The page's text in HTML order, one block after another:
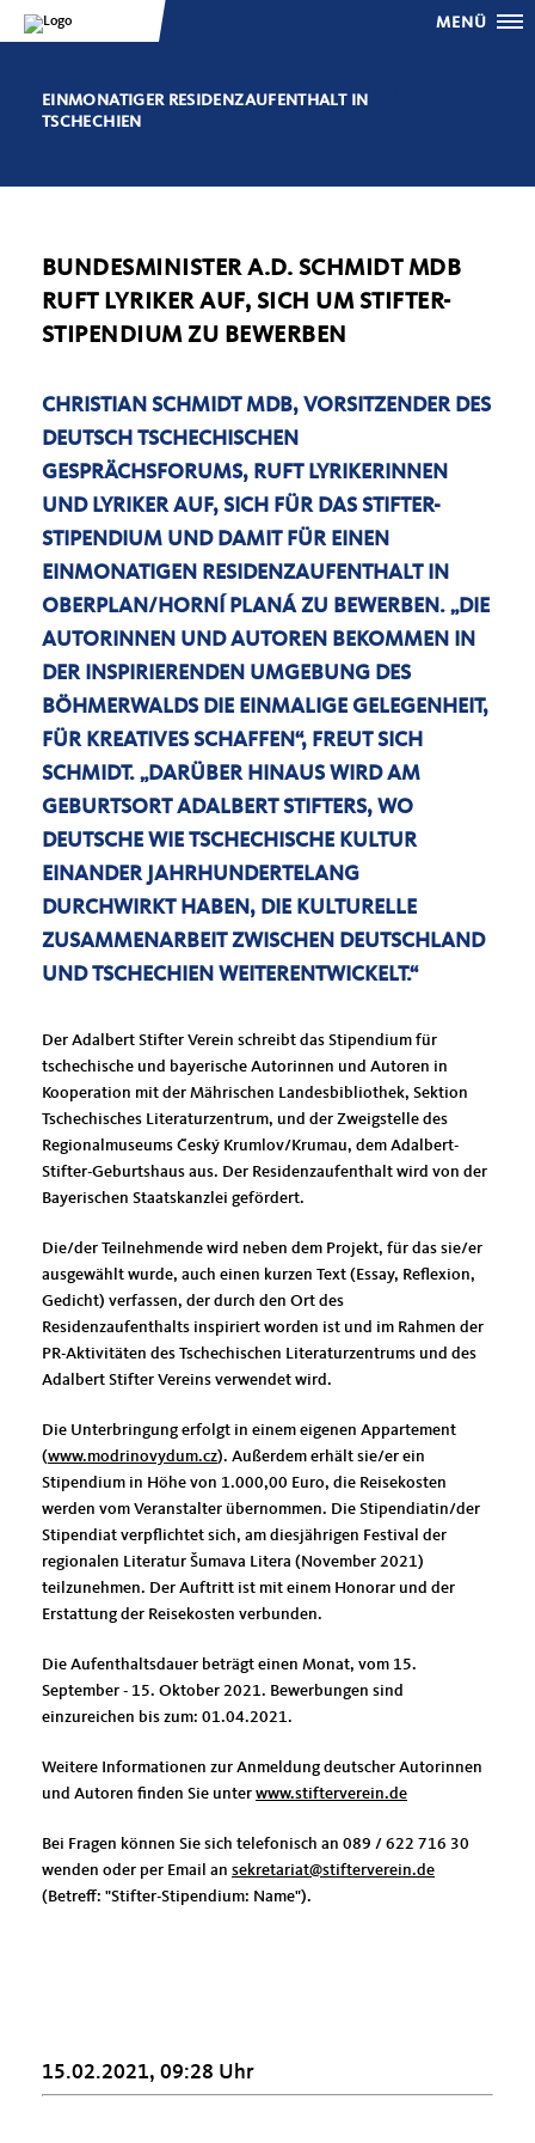
MENÜ
EINMONATIGER RESIDENZAUFENTHALT IN
TSCHECHIEN
BUNDESMINISTER A.D. SCHMIDT MDB
RUFT LYRIKER AUF, SICH UM STIFTER-
STIPENDIUM ZU BEWERBEN
CHRISTIAN SCHMIDT MDB, VORSITZENDER DES
DEUTSCH TSCHECHISCHEN
GESPRÄCHSFORUMS, RUFT LYRIKERINNEN
UND LYRIKER AUF, SICH FÜR DAS STIFTER-
STIPENDIUM UND DAMIT FÜR EINEN
EINMONATIGEN RESIDENZAUFENTHALT IN
OBERPLAN/HORNÍ PLANÁ ZU BEWERBEN. „DIE
AUTORINNEN UND AUTOREN BEKOMMEN IN
DER INSPIRIERENDEN UMGEBUNG DES
BÖHMERWALDS DIE EINMALIGE GELEGENHEIT,
FÜR KREATIVES SCHAFFEN“, FREUT SICH
SCHMIDT. „DARÜBER HINAUS WIRD AM
GEBURTSORT ADALBERT STIFTERS, WO
DEUTSCHE WIE TSCHECHISCHE KULTUR
EINANDER JAHRHUNDERTELANG
DURCHWIRKT HABEN, DIE KULTURELLE
ZUSAMMENARBEIT ZWISCHEN DEUTSCHLAND
UND TSCHECHIEN WEITERENTWICKELT.“
Der Adalbert Stifter Verein schreibt das Stipendium für
tschechische und bayerische Autorinnen und Autoren in
Kooperation mit der Mährischen Landesbibliothek, Sektion
Tschechisches Literaturzentrum, und der Zweigstelle des
Regionalmuseums Český Krumlov/Krumau, dem Adalbert-
Stifter-Geburtshaus aus. Der Residenzaufenthalt wird von der
Bayerischen Staatskanzlei gefördert.
Die/der Teilnehmende wird neben dem Projekt, für das sie/er
ausgewählt wurde, auch einen kurzen Text (Essay, Reflexion,
Gedicht) verfassen, der durch den Ort des
Residenzaufenthalts inspiriert worden ist und im Rahmen der
PR-Aktivitäten des Tschechischen Literaturzentrums und des
Adalbert Stifter Vereins verwendet wird.
Die Unterbringung erfolgt in einem eigenen Appartement
(www.modrinovydum.cz). Außerdem erhält sie/er ein
Stipendium in Höhe von 1.000,00 Euro, die Reisekosten
werden vom Veranstalter übernommen. Die Stipendiatin/der
Stipendiat verpflichtet sich, am diesjährigen Festival der
regionalen Literatur Šumava Litera (November 2021)
teilzunehmen. Der Auftritt ist mit einem Honorar und der
Erstattung der Reisekosten verbunden.
Die Aufenthaltsdauer beträgt einen Monat, vom 15.
September - 15. Oktober 2021. Bewerbungen sind
einzureichen bis zum: 01.04.2021.
Weitere Informationen zur Anmeldung deutscher Autorinnen
und Autoren finden Sie unter www.stifterverein.de
Bei Fragen können Sie sich telefonisch an 089 / 622 716 30
wenden oder per Email an sekretariat@stifterverein.de
(Betreff: "Stifter-Stipendium: Name").
15.02.2021, 09:28 Uhr